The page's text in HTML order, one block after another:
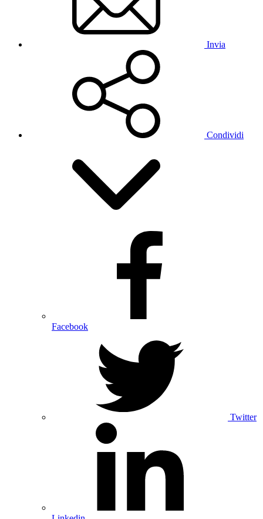
Invia
Condividi
Facebook
Twitter